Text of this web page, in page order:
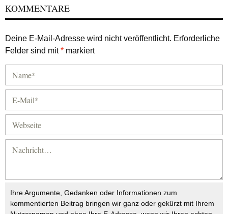
KOMMENTARE
Deine E-Mail-Adresse wird nicht veröffentlicht. Erforderliche
Felder sind mit* markiert
Ihre Argumente, Gedanken oder Informationen zum
kommentierten Beitrag bringen wir ganz oder gekürzt mit Ihrem